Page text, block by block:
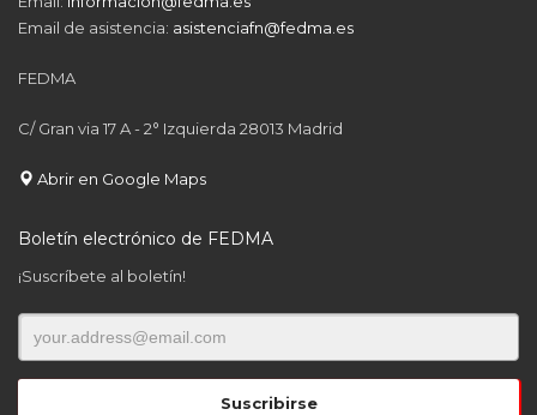
Email de asistencia: asistenciafn@fedma.es
FEDMA
C/ Gran via 17 A - 2° Izquierda 28013 Madrid
Abrir en Google Maps
Boletín electrónico de FEDMA
¡Suscríbete al boletín!